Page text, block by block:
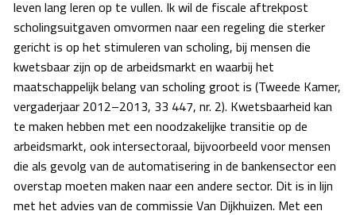
leven lang leren op te vullen. Ik wil de fiscale aftrekpost
scholingsuitgaven omvormen naar een regeling die sterker
gericht is op het stimuleren van scholing, bij mensen die
kwetsbaar zijn op de arbeidsmarkt en waarbij het
maatschappelijk belang van scholing groot is (Tweede Kamer,
vergaderjaar 2012–2013, 33 447, nr. 2). Kwetsbaarheid kan
te maken hebben met een noodzakelijke transitie op de
arbeidsmarkt, ook intersectoraal, bijvoorbeeld voor mensen
die als gevolg van de automatisering in de bankensector een
overstap moeten maken naar een andere sector. Dit is in lijn
met het advies van de commissie Van Dijkhuizen. Met een